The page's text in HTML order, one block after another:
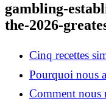
gambling-
the-2026-
Cinq recettes
maison
Pourquoi nous
atelier et ce que
Comment nous